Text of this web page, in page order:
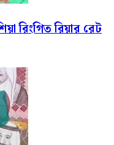
রিংগিত রিয়ার রেট